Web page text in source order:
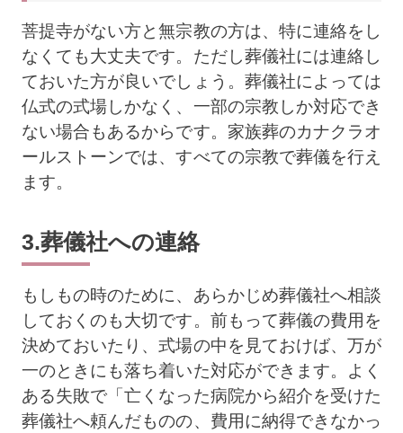
菩提寺がない方と無宗教の方は、特に連絡をし
なくても大丈夫です。ただし葬儀社には連絡し
ておいた方が良いでしょう。葬儀社によっては
仏式の式場しかなく、一部の宗教しか対応でき
ない場合もあるからです。家族葬のカナクラオ
ールストーンでは、すべての宗教で葬儀を行え
ます。
3.葬儀社への連絡
もしもの時のために、あらかじめ葬儀社へ相談
しておくのも大切です。前もって葬儀の費用を
決めておいたり、式場の中を見ておけば、万が
一のときにも落ち着いた対応ができます。よく
ある失敗で「亡くなった病院から紹介を受けた
葬儀社へ頼んだものの、費用に納得できなかっ